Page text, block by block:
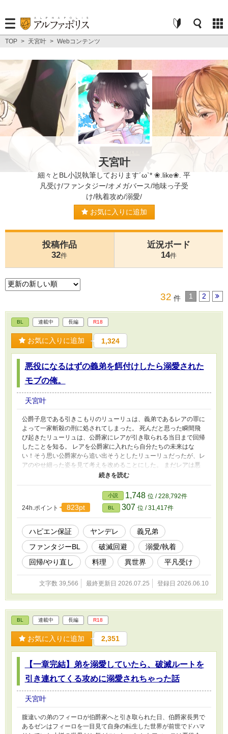
TOP > 天宮叶 > Webコンテンツ
天宮叶
細々とBL小説執筆しております´ω`* ❀.like❀. 平
凡受け/ファンタジー/オメガバース/地味っ子受
け/執着攻め/溺愛/
お気に入りに追加
投稿作品
32件
近況ボード
14件
32 件 1 2
BL 連載中 長編 R18
お気に入りに追加 1,324
悪役になるはずの義弟を餌付けしたら溺愛された
モブの俺。
天宮叶
公爵子息である引きこもりのリューリュは、義弟であるレアの罪に
よって一家斬殺の刑に処されてしまった。 死んだと思った瞬間飛
び起きたリューリュは、公爵家にレアが引き取られる当日まで回帰
したことを知る。 レアを公爵家に入れたら自分たちの未来はな
い！そう思い公爵家から追い出そうとしたリューリュだったが、レ
アのやせ細った姿を見て考えを改めることにした。 まだレアは悪
役になる前なのだから、自分が真っ当に育ててやればいい！そう思
い立ったリューリュは、引きこもりから脱却しレアのお世話をする
ようになる。 しかしなぜかいつの間にやらレアに溺愛されるよう
になっていて── 愛に飢えているヤンデレ義弟 × 過去のせいで引き
こもりになった料理好き義兄 の破滅ルート回避からの溺愛の話し
です。 ※ハピエン保証。攻めは基本ヤンデレですがお互いに好き
なのでただの愛が重い人でおさまってます。 ※血が繋がっていな
いので近親相姦ではないです。 人気BL最高1位 hotランキング最高
17位 ありがとうございます😭✨💓
24h.ポイント 823pt
小説 1,748 位 / 228,792件
BL 307 位 / 31,417件
ハピエン保証 ヤンデレ
義兄弟
ファンタジーBL
破滅回避
溺愛/執着
回帰/やり直し
料理 異世界 平凡受け
文字数 39,566 最終更新日 2026.07.25 登録日 2026.06.10
BL 連載中 長編 R18
お気に入りに追加 2,351
【一章完結】弟を溺愛していたら、破滅ルートを
引き連れてくる攻めに溺愛されちゃった話
天宮叶
腹違いの弟のフィーロが伯爵家へと引き取られた日、伯爵家長男で
あるゼンはフィーロを一目見て自身の転生した世界が前世でドハマ